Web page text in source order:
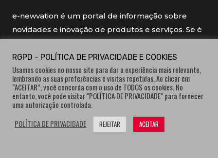
e-newvation é um portal de informação sobre
novidades e inovação de produtos e serviços. Se é
e-newvation tem o patrocínio do “Produto do
Ano”, o prémio de inovação atribuído por
consumidores.
RGPD - POLÍTICA DE PRIVACIDADE E COOKIES
Usamos cookies no nosso site para dar a experiência mais relevante,
lembrando as suas preferências e visitas repetidas. Ao clicar em
“ACEITAR”, você concorda com o uso de TODOS os cookies. No
entanto, você pode visitar "POLÍTICA DE PRIVACIDADE" para fornecer
uma autorização controlada.
POLÍTICA DE PRIVACIDADE
REJEITAR ACEITAR